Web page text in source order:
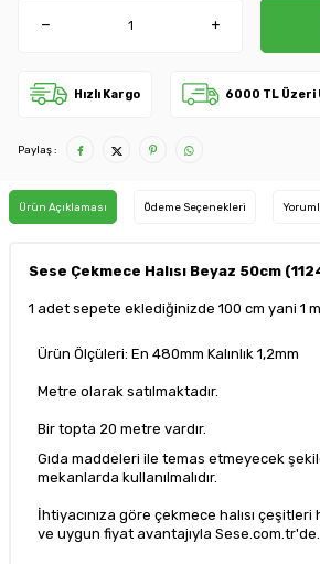
Hızlı Kargo 6000 TL
Paylaş :
Ürün Açıklaması Ödeme Seçenekleri
Sese Çekmece Halısı Beyaz 50cm
1 adet sepete eklediğinizde 100 cm yani 1
Ürün Ölçüleri: En 480mm Kalınlık 1,2mm
Metre olarak satılmaktadır.
Bir topta 20 metre vardır.
Gıda maddeleri ile temas etmeyecek
mekanlarda kullanılmalıdır.
İhtiyacınıza göre çekmece halısı çeşitleri
ve uygun fiyat avantajıyla Sese.com.tr'de.